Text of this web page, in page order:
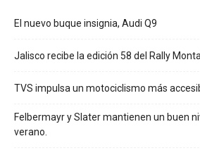
El nuevo buque insignia, Audi Q9
Jalisco recibe la edición 58 del Rally
TVS impulsa un motociclismo más
Felbermayr y Slater mantienen un buen
verano.